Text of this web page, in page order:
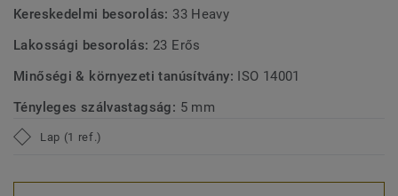
Kereskedelmi besorolás: 33 Heavy
Lakossági besorolás: 23 Erős
Minőségi & környezeti tanúsítvány: ISO 14001
Tényleges szálvastagság: 5 mm
Lap (1 ref.)